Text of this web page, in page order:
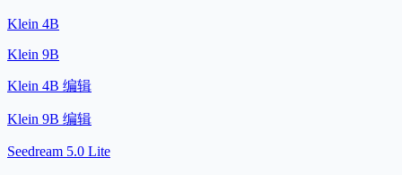
Klein 4B
Klein 9B
Klein 4B 编辑
Klein 9B 编辑
Seedream 5.0 Lite